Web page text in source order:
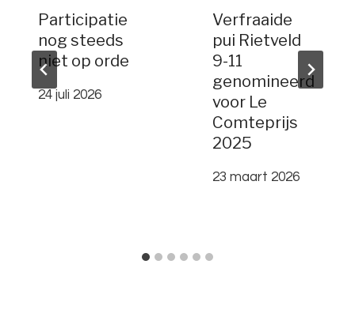
Participatie
nog steeds
niet op orde
24 juli 2026
Verfraaide
pui Rietveld
9-11
genomineerd
voor Le
Comteprijs
2025
23 maart 2026